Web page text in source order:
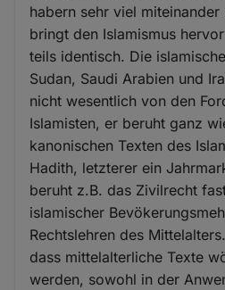
habern sehr viel
bringt den Islamismus
teils identisch. Die
Sudan, Saudi Arabien und
nicht wesentlich von den
Islamisten, er beruht ganz
kanonischen Texten des
Hadith, letzterer ein
beruht z.B. das Zivilrecht
islamischer
Rechtslehren des
dass mittelalterliche Texte
werden, sowohl in der